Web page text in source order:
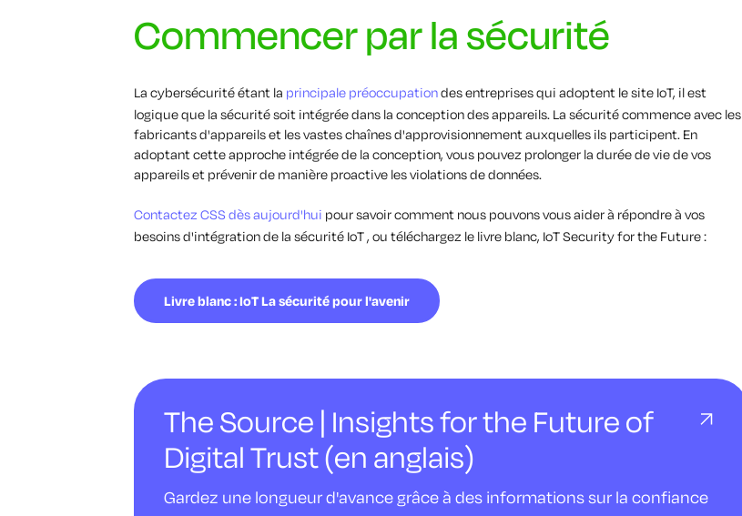
Commencer par la sécurité
La cybersécurité étant la principale préoccupationdes entreprises qui adoptent le site IoT, il est
logique que la sécurité soit intégrée dans la conception des appareils. La sécurité commence avec les
fabricants d'appareils et les vastes chaînes d'approvisionnement auxquelles ils participent. En
adoptant cette approche intégrée de la conception, vous pouvez prolonger la durée de vie de vos
appareils et prévenir de manière proactive les violations de données.
Contactez CSS dès aujourd'hui pour savoir comment nous pouvons vous aider à répondre à vos
besoins d'intégration de la sécurité IoT , ou téléchargez le livre blanc, IoT Security for the Future :
Livre blanc : IoT La sécurité pour l'avenir
The Source | Insights for the Future of
Digital Trust (en anglais)
Gardez une longueur d'avance grâce à des informations sur la confiance